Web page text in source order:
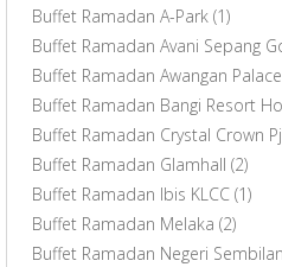
Buffet Ramadan A-Park (1)
Buffet Ramadan Avani Sepang
Buffet Ramadan Awangan Palace
Buffet Ramadan Bangi Resort
Buffet Ramadan Crystal Crown Pj
Buffet Ramadan Glamhall (2)
Buffet Ramadan Ibis KLCC (1)
Buffet Ramadan Melaka (2)
Buffet Ramadan Negeri Sembilan